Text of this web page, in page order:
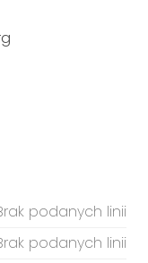
podanych linii
podanych linii